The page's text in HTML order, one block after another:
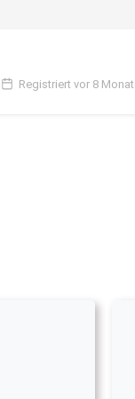
Registriert vor 8